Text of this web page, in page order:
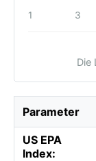
1 3
Die
Parameter
US EPA
Index: